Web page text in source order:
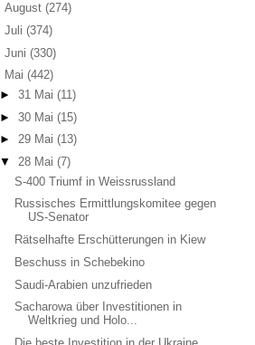
August (274)
Juli (374)
Juni (330)
Mai (442)
►31 Mai(11)
►30 Mai(15)
►29 Mai(13)
▼28 Mai(7)
S-400 Triumf in Weissrussland
Russisches Ermittlungskomitee gegen
US-Senator
Rätselhafte Erschütterungen in Kiew
Beschuss in Schebekino
Saudi-Arabien unzufrieden
Sacharowa über Investitionen in
Weltkrieg und Holo...